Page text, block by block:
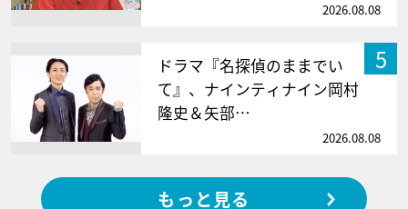
2026.08.08
5
ドラマ『名探偵のままでい
て』、ナインティナイン岡村
隆史＆矢部…
2026.08.08
もっと見る